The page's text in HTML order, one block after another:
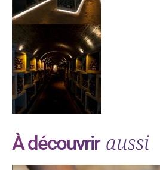
À découvrir aussi